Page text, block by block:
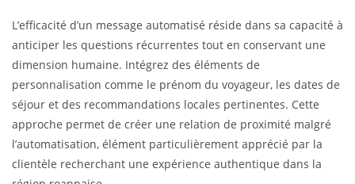
L’efficacité d’un message automatisé réside dans sa capacité à
anticiper les questions récurrentes tout en conservant une
dimension humaine. Intégrez des éléments de
personnalisation comme le prénom du voyageur, les dates de
séjour et des recommandations locales pertinentes. Cette
approche permet de créer une relation de proximité malgré
l’automatisation, élément particulièrement apprécié par la
clientèle recherchant une expérience authentique dans la